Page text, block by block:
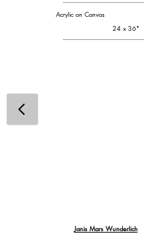
Acrylic on Canvas
24 x 36"
Janis Mars Wunderlich